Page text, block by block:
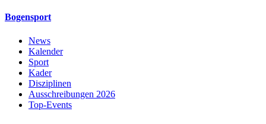
Bogensport
News
Kalender
Sport
Kader
Disziplinen
Ausschreibungen 2026
Top-Events